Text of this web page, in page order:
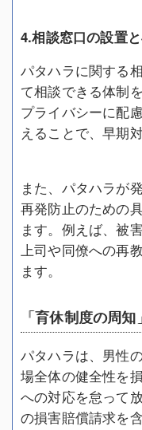
4.相談窓口の設置
パタハラに関する
て相談できる体制
プライバシーに配
えることで、早期
また、パタハラが
再発防止のための
ます。例えば、被
上司や同僚への再
ます。
「育休制度の周
パタハラは、男性
場全体の健全性を
への対応を怠って
の損害賠償請求を